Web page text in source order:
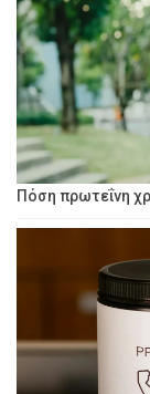
Πόση πρωτεΐνη